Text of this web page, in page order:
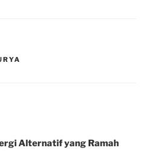
Alternatif yang Ramah